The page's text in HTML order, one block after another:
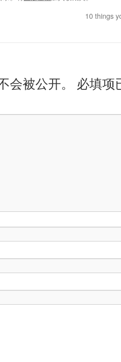
10 things
会被公开。 必填项